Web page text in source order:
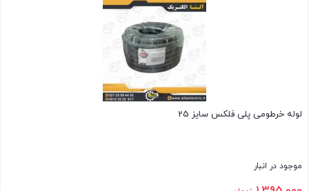
لوله خرطومی پلی فلکس سایز 25
موجود در انبار